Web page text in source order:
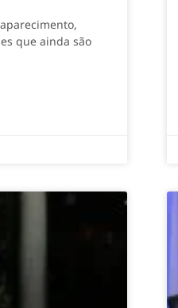
que ainda são